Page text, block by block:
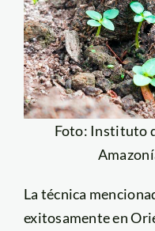
Foto: Instituto
La técnica
exitosamente en